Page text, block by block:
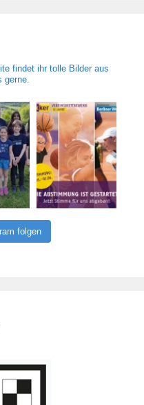
findet ihr tolle Bilder aus
gerne.
folgen